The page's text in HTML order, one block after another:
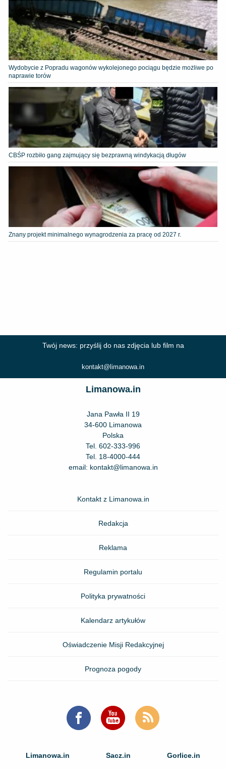
Wydobycie z Popradu wagonów wykolejonego pociągu będzie możliwe po
naprawie torów
CBŚP rozbiło gang zajmujący się bezprawną windykacją długów
Znany projekt minimalnego wynagrodzenia za pracę od 2027 r.
Twój news: przyślij do nas zdjęcia lub film na
kontakt@limanowa.in
Limanowa.in
Jana Pawła II 19
34-600 Limanowa
Polska
Tel. 602-333-996
Tel. 18-4000-444
email: kontakt@limanowa.in
Kontakt z Limanowa.in
Redakcja
Reklama
Regulamin portalu
Polityka prywatności
Kalendarz artykułów
Oświadczenie Misji Redakcyjnej
Prognoza pogody
Limanowa.in Sacz.in Gorlice.in